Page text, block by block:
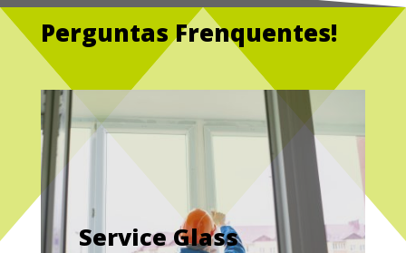
Perguntas Frenquentes!
Service Glass